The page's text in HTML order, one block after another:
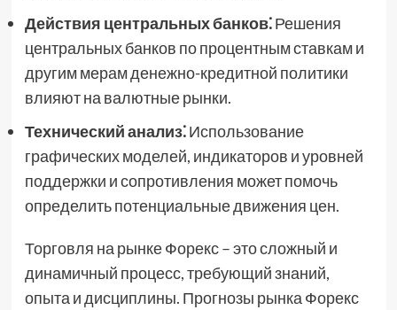
Действия центральных банков⁚Решения
центральных банков по процентным ставкам и
другим мерам денежно-кредитной политики
влияют на валютные рынки.
Технический анализ⁚Использование
графических моделей, индикаторов и уровней
поддержки и сопротивления может помочь
определить потенциальные движения цен.
Торговля на рынке Форекс – это сложный и
динамичный процесс, требующий знаний,
опыта и дисциплины. Прогнозы рынка Форекс